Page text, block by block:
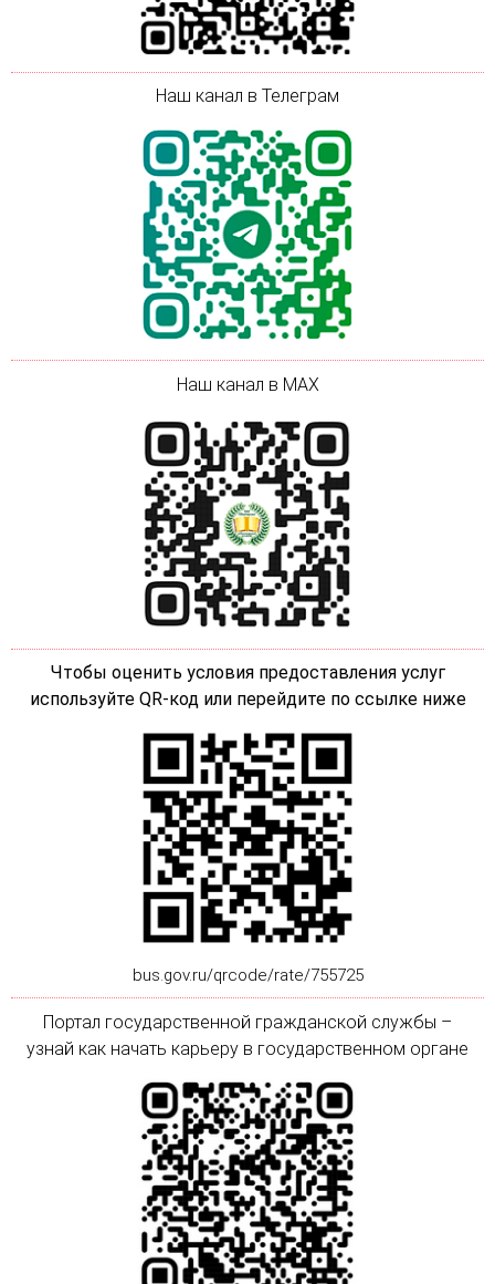
Наш канал в Телеграм
Наш канал в MAX
Чтобы оценить условия предоставления услуг
используйте QR-код или перейдите по ссылке ниже
bus.gov.ru/qrcode/rate/755725
Портал государственной гражданской службы –
узнай как начать карьеру в государственном органе